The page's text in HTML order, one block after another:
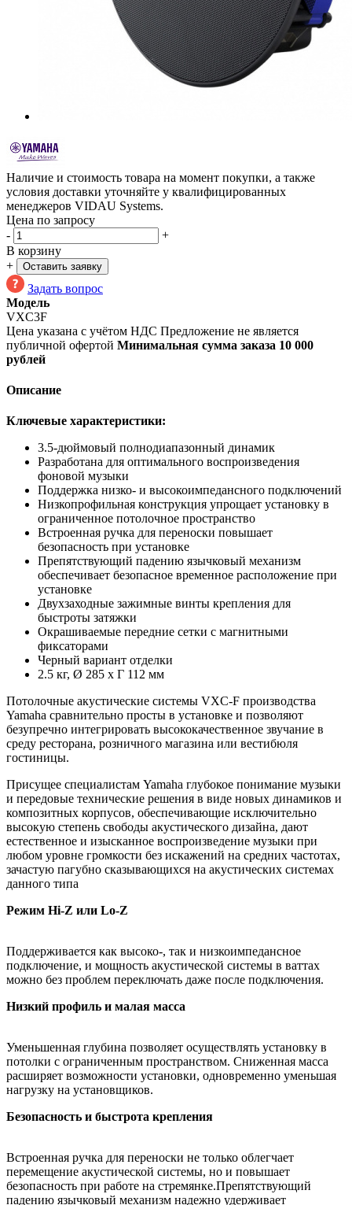
Наличие и стоимость товара на момент покупки, а также
условия доставки уточняйте у квалифицированных
менеджеров VIDAU Systems.
Цена по запросу
-
+
В корзину
+
Оставить заявку
Задать вопрос
Модель
VXC3F
Цена указана с учётом НДС Предложение не является
публичной офертой Минимальная сумма заказа 10 000
рублей
Описание
Ключевые характеристики:
3.5-дюймовый полнодиапазонный динамик
Разработана для оптимального воспроизведения
фоновой музыки
Поддержка низко- и высокоимпедансного подключений
Низкопрофильная конструкция упрощает установку в
ограниченное потолочное пространство
Встроенная ручка для переноски повышает
безопасность при установке
Препятствующий падению язычковый механизм
обеспечивает безопасное временное расположение при
установке
Двухзаходные зажимные винты крепления для
быстроты затяжки
Окрашиваемые передние сетки с магнитными
фиксаторами
Черный вариант отделки
2.5 кг, Ø 285 x Г 112 мм
Потолочные акустические системы VXC-F производства
Yamaha сравнительно просты в установке и позволяют
безупречно интегрировать высококачественное звучание в
среду ресторана, розничного магазина или вестибюля
гостиницы.
Присущее специалистам Yamaha глубокое понимание музыки
и передовые технические решения в виде новых динамиков и
композитных корпусов, обеспечивающие исключительно
высокую степень свободы акустического дизайна, дают
естественное и изысканное воспроизведение музыки при
любом уровне громкости без искажений на средних частотах,
зачастую пагубно сказывающихся на акустических системах
данного типа
Режим Hi-Z или Lo-Z
Поддерживается как высоко-, так и низкоимпедансное
подключение, и мощность акустической системы в ваттах
можно без проблем переключать даже после подключения.
Низкий профиль и малая масса
Уменьшенная глубина позволяет осуществлять установку в
потолки с ограниченным пространством. Сниженная масса
расширяет возможности установки, одновременно уменьшая
нагрузку на установщиков.
Безопасность и быстрота крепления
Встроенная ручка для переноски не только облегчает
перемещение акустической системы, но и повышает
безопасность при работе на стремянке.Препятствующий
падению язычковый механизм надежно удерживает